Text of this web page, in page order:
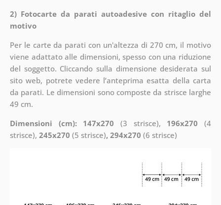
2) Fotocarte da parati autoadesive con ritaglio del
motivo
Per le carte da parati con un'altezza di 270 cm, il motivo
viene adattato alle dimensioni, spesso con una riduzione
del soggetto. Cliccando sulla dimensione desiderata sul
sito web, potrete vedere l’anteprima esatta della carta
da parati. Le dimensioni sono composte da strisce larghe
49 cm.
Dimensioni (cm): 147x270 (3 strisce), 196x270 (4
strisce), 245x270 (5 strisce), 294x270 (6 strisce)